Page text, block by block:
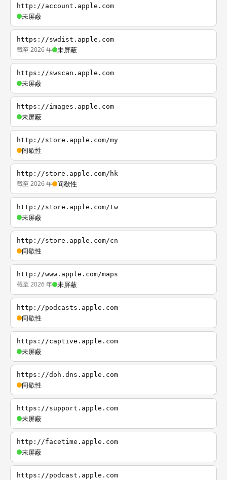
http://account.apple.com
未屏蔽
https://swdist.apple.com
截至 2026 年 未屏蔽
https://swscan.apple.com
未屏蔽
https://images.apple.com
未屏蔽
http://store.apple.com/my
间歇性
http://store.apple.com/hk
截至 2026 年 间歇性
http://store.apple.com/tw
未屏蔽
http://store.apple.com/cn
间歇性
http://www.apple.com/maps
截至 2026 年 未屏蔽
http://podcasts.apple.com
间歇性
https://captive.apple.com
未屏蔽
https://doh.dns.apple.com
间歇性
https://support.apple.com
未屏蔽
http://facetime.apple.com
未屏蔽
https://podcast.apple.com